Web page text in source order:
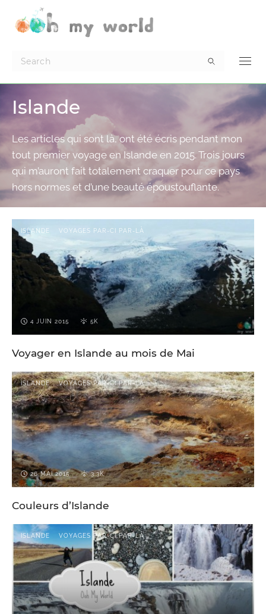
Islande
Les articles qui sont là, ont été écris pendant mon
tout premier voyage en Islande en 2015. Trois jours
qui m’auront fait totalement craquer pour ce pays
hors normes et d’une beauté époustouflante.
ISLANDE VOYAGES PAR-CI PAR-LÀ
4 JUIN 2015 5K
Voyager en Islande au mois de Mai
ISLANDE VOYAGES PAR-CI PAR-LÀ
26 MAI 2015 3.3K
Couleurs d’Islande
ISLANDE VOYAGES PAR-CI PAR-LÀ